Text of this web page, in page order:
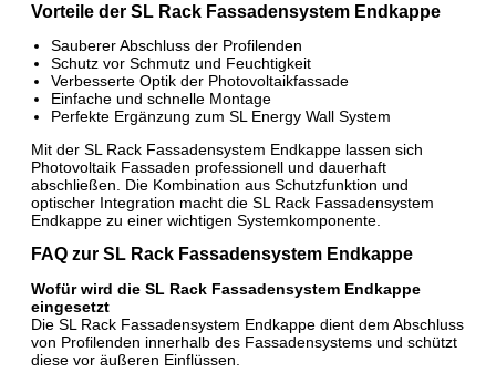
Vorteile der SL Rack Fassadensystem Endkappe
Sauberer Abschluss der Profilenden
Schutz vor Schmutz und Feuchtigkeit
Verbesserte Optik der Photovoltaikfassade
Einfache und schnelle Montage
Perfekte Ergänzung zum SL Energy Wall System
Mit der SL Rack Fassadensystem Endkappe lassen sich
Photovoltaik Fassaden professionell und dauerhaft
abschließen. Die Kombination aus Schutzfunktion und
optischer Integration macht die SL Rack Fassadensystem
Endkappe zu einer wichtigen Systemkomponente.
FAQ zur SL Rack Fassadensystem Endkappe
Wofür wird die SL Rack Fassadensystem Endkappe
eingesetzt
Die SL Rack Fassadensystem Endkappe dient dem Abschluss
von Profilenden innerhalb des Fassadensystems und schützt
diese vor äußeren Einflüssen.